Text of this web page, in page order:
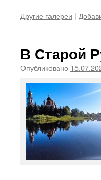
Другие галереи |
В Старой
Опубликовано